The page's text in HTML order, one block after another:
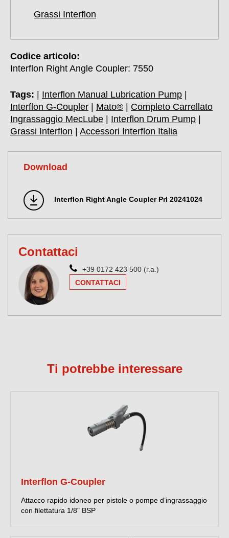
Grassi Interflon
Codice articolo:
Interflon Right Angle Coupler: 7550
Tags: | Interflon Manual Lubrication Pump |
Interflon G-Coupler | Mato® | Completo Carrellato
Ingrassaggio MecLube | Interflon Drum Pump |
Grassi Interflon | Accessori Interflon Italia
Download
Interflon Right Angle Coupler Prl 20241024
Contattaci
+39 0172 423 500 (r.a.)
CONTATTACI
Ti potrebbe interessare
Interflon G-Coupler
Attacco rapido idoneo per pistole o pompe d’ingrassaggio
con filettatura 1/8" BSP